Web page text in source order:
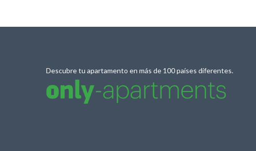
Descubre tu apartamento en más de 100 países diferentes.